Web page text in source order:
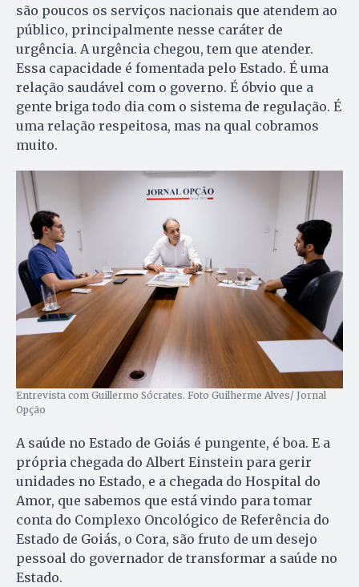
são poucos os serviços nacionais que atendem ao
público, principalmente nesse caráter de
urgência. A urgência chegou, tem que atender.
Essa capacidade é fomentada pelo Estado. É uma
relação saudável com o governo. É óbvio que a
gente briga todo dia com o sistema de regulação. É
uma relação respeitosa, mas na qual cobramos
muito.
Entrevista com Guillermo Sócrates. Foto Guilherme Alves/ Jornal
Opção
A saúde no Estado de Goiás é pungente, é boa. E a
própria chegada do Albert Einstein para gerir
unidades no Estado, e a chegada do Hospital do
Amor, que sabemos que está vindo para tomar
conta do Complexo Oncológico de Referência do
Estado de Goiás, o Cora, são fruto de um desejo
pessoal do governador de transformar a saúde no
Estado.